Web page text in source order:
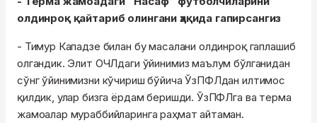
олдинроқ қайтариб олингани ҳақида гапирсангиз
- Тимур Кападзе билан бу масалани олдинроқ гаплашиб
олгандик. Элит ОЧЛдаги ўйинимиз маълум бўлганидан
сўнг ўйинимизни кўчириш бўйича ЎзПФЛдан илтимос
қилдик, улар бизга ёрдам беришди. ЎзПФЛга ва терма
жамоалар мураббийларинга раҳмат айтаман.